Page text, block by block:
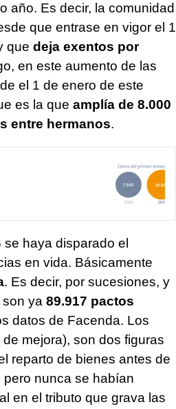
año. Es decir, la comunidad
que entrase en vigor el 1
que deja exentos por
en este aumento de las
el 1 de enero de este
es la que amplía de 8.000
entre hermanos.
haya disparado el
en vida. Básicamente
. Es decir, por sucesiones, y
son ya89.917 pactos
datos de Facenda. Los
mejora), son dos figuras
reparto de bienes antes de
nunca se habían
en el tributo que grava las